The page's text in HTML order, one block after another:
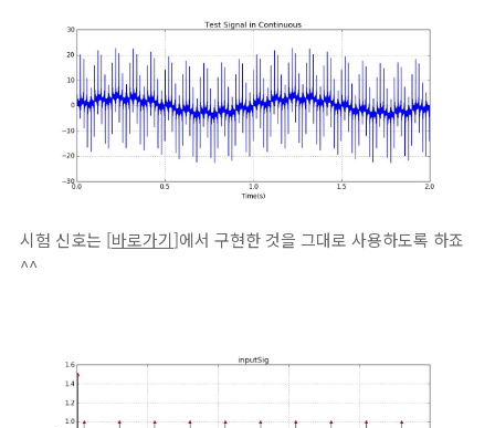
시험 신호는 [바로가기]에서 구현한 것을 그대로 사용하도록 하죠
^^